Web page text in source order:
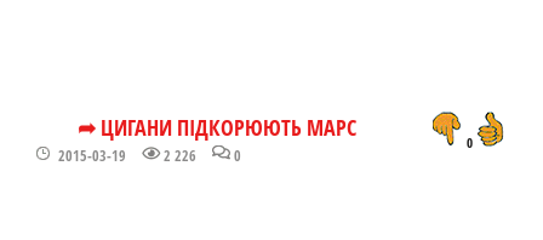
➦ ЦИГАНИ ПІДКОРЮЮТЬ МАРС
2015-03-19 2 226 0
0